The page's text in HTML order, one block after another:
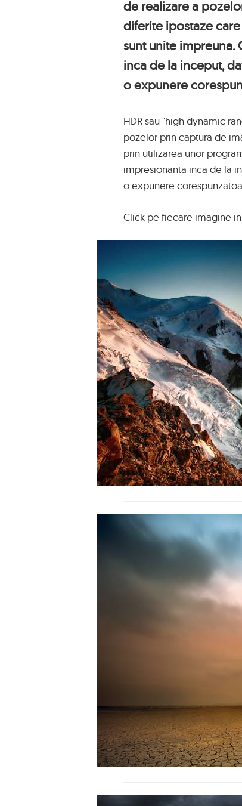
de realizare a
diferite ipostaze
sunt unite impreuna.
inca de la inceput,
o expunere
HDR sau "high dynamic
pozelor prin captura de
prin utilizarea unor
impresionanta inca de la
o expunere
Click pe fiecare imagine